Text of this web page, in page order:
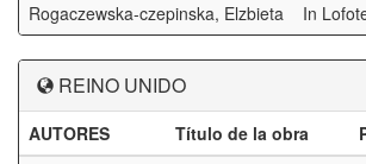
Rogaczewska-czepinska, Elzbieta
In
REINO UNIDO
AUTORES Título de la obra